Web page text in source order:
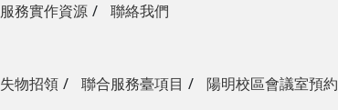
服務實作資源
聯絡我們
失物招領 聯合服務臺項目 陽明校區會議室預約